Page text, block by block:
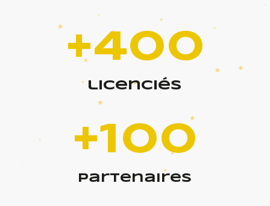
+400
licenciés
+100
partenaires